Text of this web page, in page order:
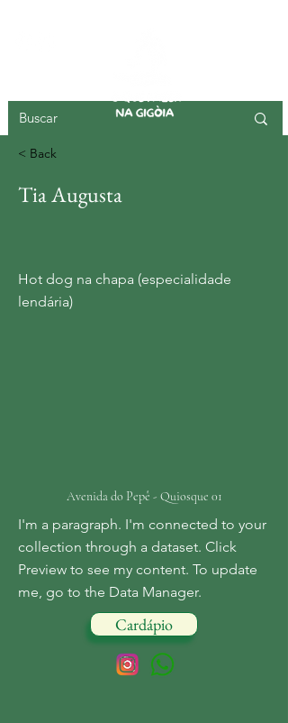
< Back
Tia Augusta
Hot dog na chapa (especialidade
lendária)
Avenida do Pepê - Quiosque 01
I'm a paragraph. I'm connected to your
collection through a dataset. Click
Preview to see my content. To update
me, go to the Data Manager.
Cardápio